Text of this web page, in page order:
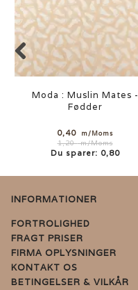
Moda : Muslin Mates -
Fødder
0,40 m/Moms
1,20m/Moms
Du sparer: 0,80
INFORMATIONER
FORTROLIGHED
FRAGT PRISER
FIRMA OPLYSNINGER
KONTAKT OS
BETINGELSER & VILKÅR